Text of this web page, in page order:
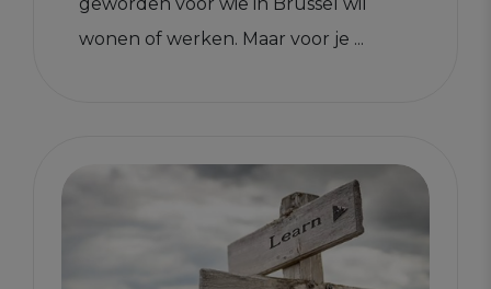
wonen of werken. Maar voor je ...